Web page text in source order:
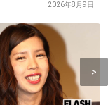
2026年8月9日